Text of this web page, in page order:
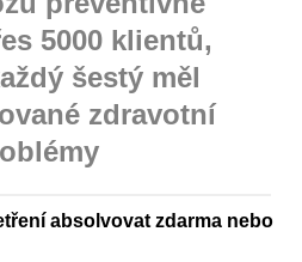
5000 klientů,
šestý měl
zdravotní
absolvovat zdarma nebo